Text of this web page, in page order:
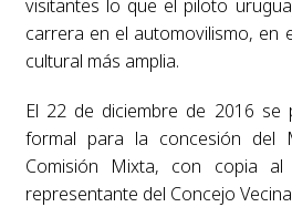
visitantes lo que el piloto
carrera en el automovilismo, en
cultural más amplia.
El 22 de diciembre de 2016 se
formal para la concesión del
Comisión Mixta, con copia
representante del Concejo